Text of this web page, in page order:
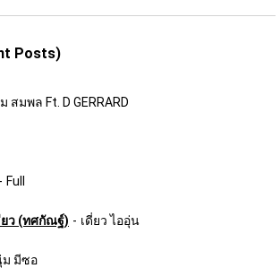
Posts)
สมพล Ft. D GERRARD
- Full
ว (ทศกัณฐ์) - เดี่ยว ไออุ่น
มีซอ